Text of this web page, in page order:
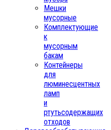
Мешки
мусорные
Комплектующие
к
мусорным
бакам
Контейнеры
для
люминесцентных
ламп
и
ртутьсодержащих
отходов